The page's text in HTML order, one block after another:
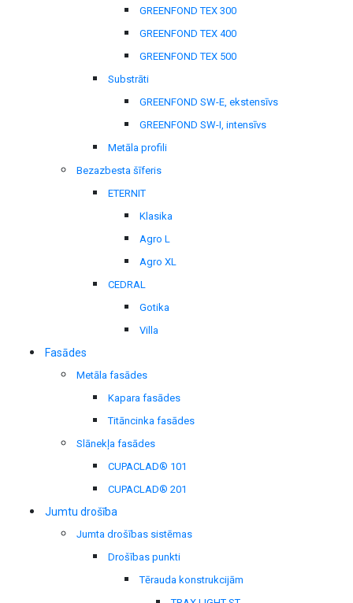
GREENFOND TEX 300
GREENFOND TEX 400
GREENFOND TEX 500
Substrāti
GREENFOND SW-E, ekstensīvs
GREENFOND SW-I, intensīvs
Metāla profili
Bezazbesta šīferis
ETERNIT
Klasika
Agro L
Agro XL
CEDRAL
Gotika
Villa
Fasādes
Metāla fasādes
Kapara fasādes
Titāncinka fasādes
Slānekļa fasādes
CUPACLAD® 101
CUPACLAD® 201
Jumtu drošība
Jumta drošības sistēmas
Drošības punkti
Tērauda konstrukcijām